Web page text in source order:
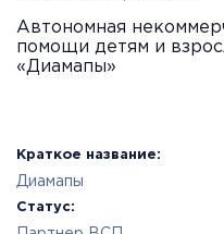
Автономная
помощи детям и
«Диамапы»
Краткое название:
Диамапы
Статус: